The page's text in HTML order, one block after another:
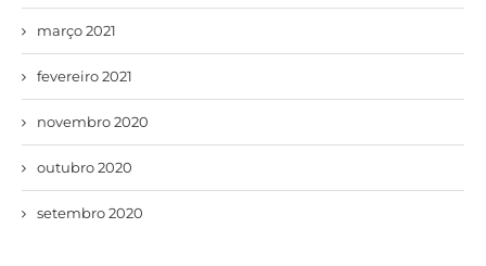
março 2021
fevereiro 2021
novembro 2020
outubro 2020
setembro 2020